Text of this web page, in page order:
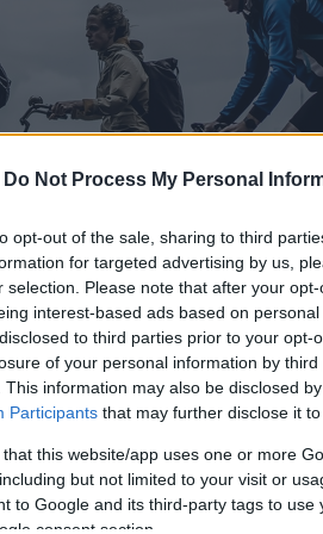
Do Not Process My Personal
opt-out of the sale, sharing to third
for targeted advertising by us,
selection. Please note that after your
interest-based ads based on
to third parties prior to your opt-
of your personal information by third
This information may also be disclosed
Participants that may further disclose it
that this website/app uses one or more
but not limited to your visit or
to Google and its third-party tags to
consent section.
kérdőíven fejthette ki
során egyeztetett a helyi
Központtal (AÖFK), a Közép-
Zrt.-vel, a Duna-Dráva